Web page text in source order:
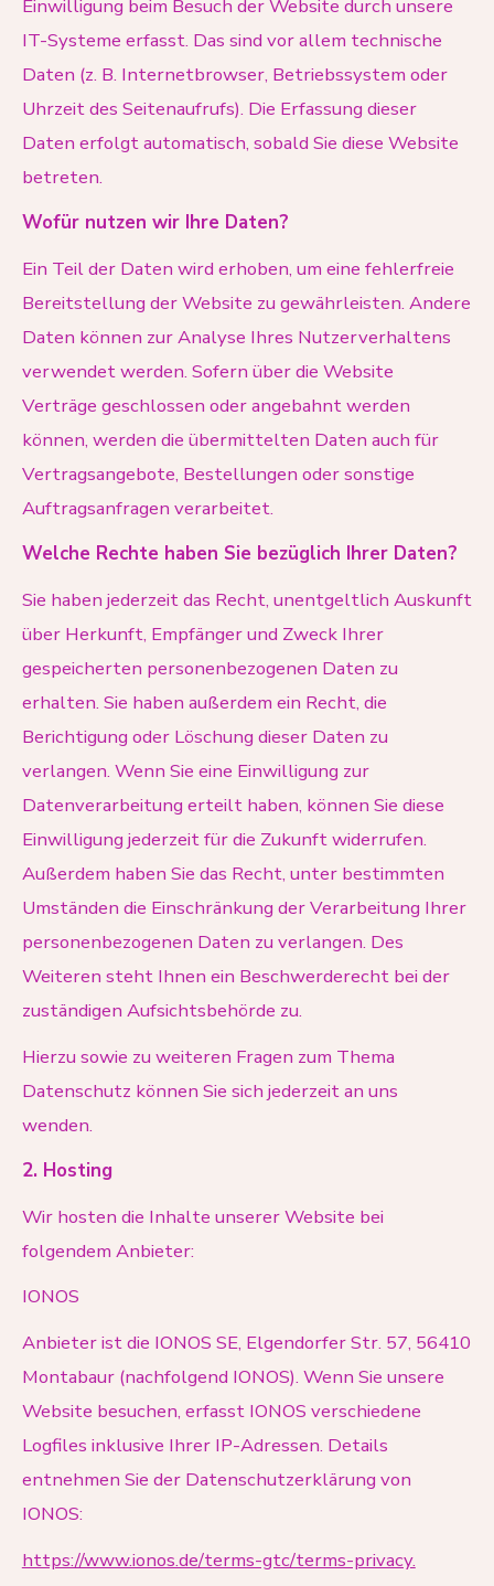
Einwilligung beim Besuch der Website durch unsere
IT-Systeme erfasst. Das sind vor allem technische
Daten (z. B. Internetbrowser, Betriebssystem oder
Uhrzeit des Seitenaufrufs). Die Erfassung dieser
Daten erfolgt automatisch, sobald Sie diese Website
betreten.
Wofür nutzen wir Ihre Daten?
Ein Teil der Daten wird erhoben, um eine fehlerfreie
Bereitstellung der Website zu gewährleisten. Andere
Daten können zur Analyse Ihres Nutzerverhaltens
verwendet werden. Sofern über die Website
Verträge geschlossen oder angebahnt werden
können, werden die übermittelten Daten auch für
Vertragsangebote, Bestellungen oder sonstige
Auftragsanfragen verarbeitet.
Welche Rechte haben Sie bezüglich Ihrer Daten?
Sie haben jederzeit das Recht, unentgeltlich Auskunft
über Herkunft, Empfänger und Zweck Ihrer
gespeicherten personenbezogenen Daten zu
erhalten. Sie haben außerdem ein Recht, die
Berichtigung oder Löschung dieser Daten zu
verlangen. Wenn Sie eine Einwilligung zur
Datenverarbeitung erteilt haben, können Sie diese
Einwilligung jederzeit für die Zukunft widerrufen.
Außerdem haben Sie das Recht, unter bestimmten
Umständen die Einschränkung der Verarbeitung Ihrer
personenbezogenen Daten zu verlangen. Des
Weiteren steht Ihnen ein Beschwerderecht bei der
zuständigen Aufsichtsbehörde zu.
Hierzu sowie zu weiteren Fragen zum Thema
Datenschutz können Sie sich jederzeit an uns
wenden.
2. Hosting
Wir hosten die Inhalte unserer Website bei
folgendem Anbieter:
IONOS
Anbieter ist die IONOS SE, Elgendorfer Str. 57, 56410
Montabaur (nachfolgend IONOS). Wenn Sie unsere
Website besuchen, erfasst IONOS verschiedene
Logfiles inklusive Ihrer IP-Adressen. Details
entnehmen Sie der Datenschutzerklärung von
IONOS:
https://www.ionos.de/terms-gtc/terms-privacy.